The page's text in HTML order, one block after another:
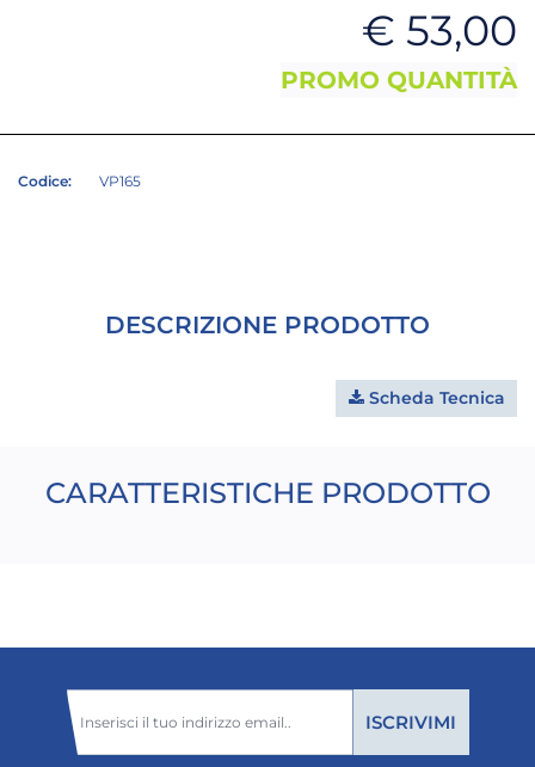
€ 53,00
PROMO QUANTITÀ
Codice: VP165
DESCRIZIONE PRODOTTO
Scheda Tecnica
CARATTERISTICHE PRODOTTO